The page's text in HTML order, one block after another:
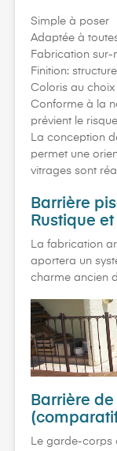
Simple à poser
Adaptée à
Fabrication sur-
Finition:
Coloris au choix
Conforme à la
prévient le
La conception
permet une
vitrages sont
Barrière
Rustique
La fabrication
aportera un
charme ancien
Barrière
Le garde-